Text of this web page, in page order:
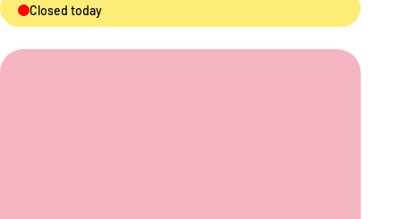
Closed today